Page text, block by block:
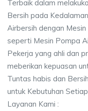
Terbaik dalam
Bersih pada
Airbersih dengan
seperti Mesin Pompa
Pekerja yang ahli dan
meberikan kepuasan
Tuntas habis dan
untuk Kebutuhan
Layanan Kami :